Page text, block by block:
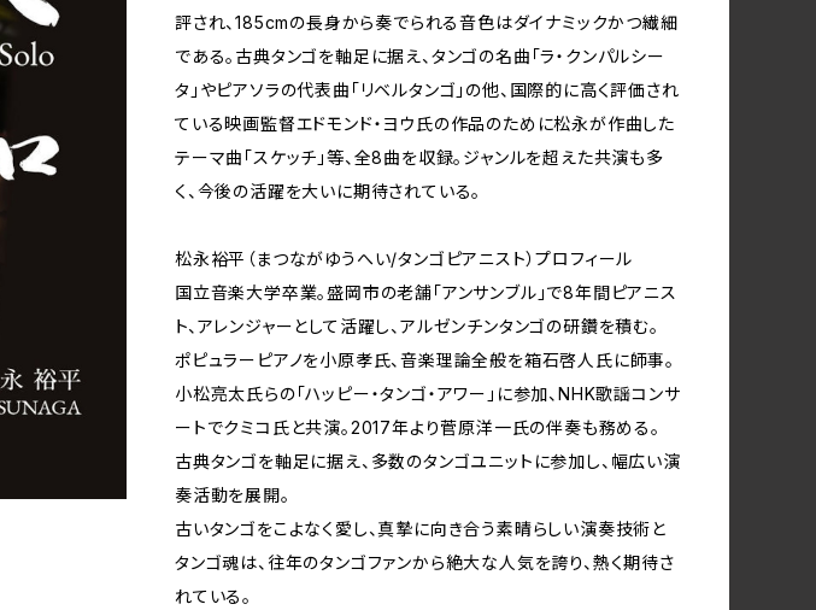
評され、185cmの長身から奏でられる音色はダイナミックかつ繊細
である。古典タンゴを軸足に据え、タンゴの名曲「ラ・クンパルシー
タ」やピアソラの代表曲「リベルタンゴ」の他、国際的に高く評価され
ている映画監督エドモンド・ヨウ氏の作品のために松永が作曲した
テーマ曲「スケッチ」等、全8曲を収録。ジャンルを超えた共演も多
く、今後の活躍を大いに期待されている。
松永裕平（まつながゆうへい/タンゴピアニスト）プロフィール
国立音楽大学卒業。盛岡市の老舗「アンサンブル」で8年間ピアニス
ト、アレンジャーとして活躍し、アルゼンチンタンゴの研鑽を積む。
ポピュラーピアノを小原孝氏、音楽理論全般を箱石啓人氏に師事。
小松亮太氏らの「ハッピー・タンゴ・アワー」に参加、NHK歌謡コンサ
ートでクミコ氏と共演。2017年より菅原洋一氏の伴奏も務める。
古典タンゴを軸足に据え、多数のタンゴユニットに参加し、幅広い演
奏活動を展開。
古いタンゴをこよなく愛し、真摯に向き合う素晴らしい演奏技術と
タンゴ魂は、往年のタンゴファンから絶大な人気を誇り、熱く期待さ
れている。